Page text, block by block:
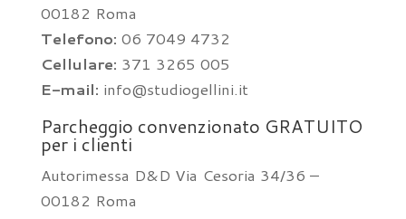
00182 Roma
Telefono: 06 7049 4732
Cellulare: 371 3265 005
E-mail: info@studiogellini.it
Parcheggio convenzionato GRATUITO
per i clienti
Autorimessa D&D Via Cesoria 34/36 –
00182 Roma